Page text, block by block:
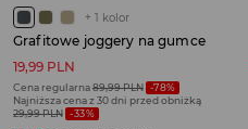
+ 1 kolor
Grafitowe joggery na gumce
19,99 PLN
Cena regularna89,99 PLN -78%
Najniższa cena z 30 dni przed obniżką
29,99 PLN -33%